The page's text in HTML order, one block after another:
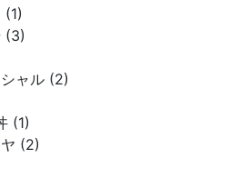
(1)
(3)
ャル (2)
(1)
(2)